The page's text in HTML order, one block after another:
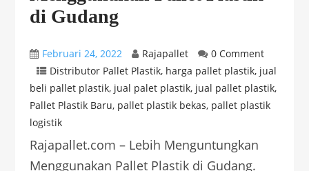
di Gudang
Februari 24, 2022 Rajapallet
0 Comment
Distributor Pallet Plastik, harga pallet plastik, jual
beli pallet plastik, jual palet plastik, jual pallet plastik,
Pallet Plastik Baru, pallet plastik bekas, pallet plastik
logistik
Rajapallet.com – Lebih Menguntungkan
Menggunakan Pallet Plastik di Gudang.